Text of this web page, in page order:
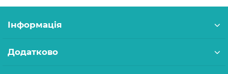
Інформація
Додатково